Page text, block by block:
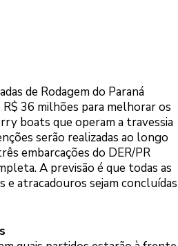
de Rodagem do Paraná
36 milhões para melhorar os
boats que operam a travessia
serão realizadas ao longo
embarcações do DER/PR
A previsão é que todas as
atracadouros sejam concluídas